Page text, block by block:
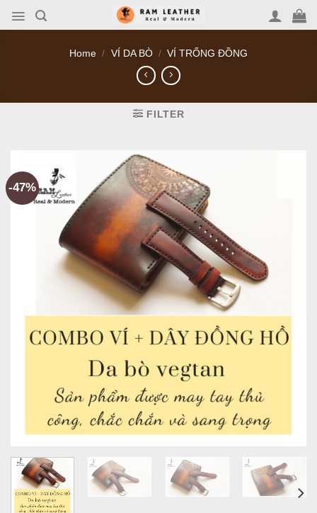
Home / VÍ DA BÒ / VÍ TRỐNG ĐỒNG
FILTER
-47%